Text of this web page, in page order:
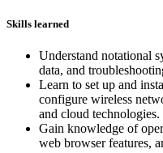
Skills learned
Understand notational
data, and
Learn to set up and
configure wireless
and cloud technologies.
Gain knowledge of
web browser features,